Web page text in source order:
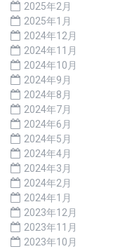
2025年2月
2025年1月
2024年12月
2024年11月
2024年10月
2024年9月
2024年8月
2024年7月
2024年6月
2024年5月
2024年4月
2024年3月
2024年2月
2024年1月
2023年12月
2023年11月
2023年10月